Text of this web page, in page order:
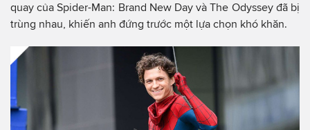
quay của Spider-Man: Brand New Day và The Odyssey đã bị
trùng nhau, khiến anh đứng trước một lựa chọn khó khăn.